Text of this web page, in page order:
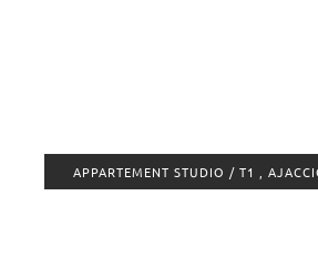
APPARTEMENT STUDIO / T1 ,